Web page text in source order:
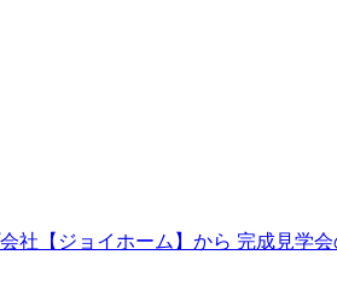
社【ジョイホーム】から 完成見